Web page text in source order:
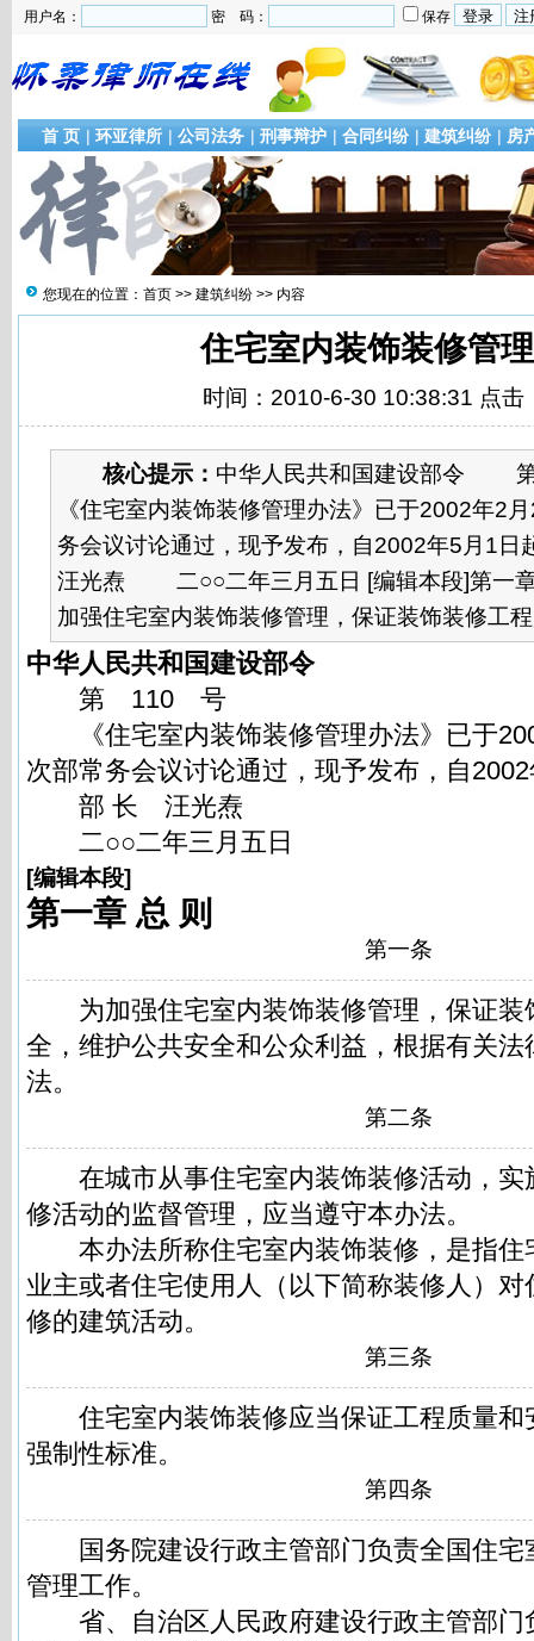
用户名： 密 码： 保存
首 页 | 环亚律所 | 公司法务 | 刑事辩护 | 合同纠纷 | 建筑纠纷 | 房
您现在的位置： 首页 >> 建筑纠纷 >> 内容
住宅室内装饰装修管
时间：2010-6-30 10:38:31 点击
核心提示： 中华人民共和国建设
《住宅室内装饰装修管理办法》已于2002年2
务会议讨论通过，现予发布，自2002年5
汪光焘 二○○二年三月五日 [编辑本段]第
加强住宅室内装饰装修管理，保证装饰装修工
中华人民共和国建设部令
第 110 号
《住宅室内装饰装修管理办法》已于
次部常务会议讨论通过，现予发布，自
部 长 汪光焘
二○○二年三月五日
[编辑本段]
第一章 总 则
第一条
为加强住宅室内装饰装修管理，保证装
全，维护公共安全和公众利益，根据有关
法。
第二条
在城市从事住宅室内装饰装修活动，实
修活动的监督管理，应当遵守本办法。
本办法所称住宅室内装饰装修，是指住
业主或者住宅使用人（以下简称装修人）
修的建筑活动。
第三条
住宅室内装饰装修应当保证工程质量和
强制性标准。
第四条
国务院建设行政主管部门负责全国住宅
管理工作。
省、自治区人民政府建设行政主管部门